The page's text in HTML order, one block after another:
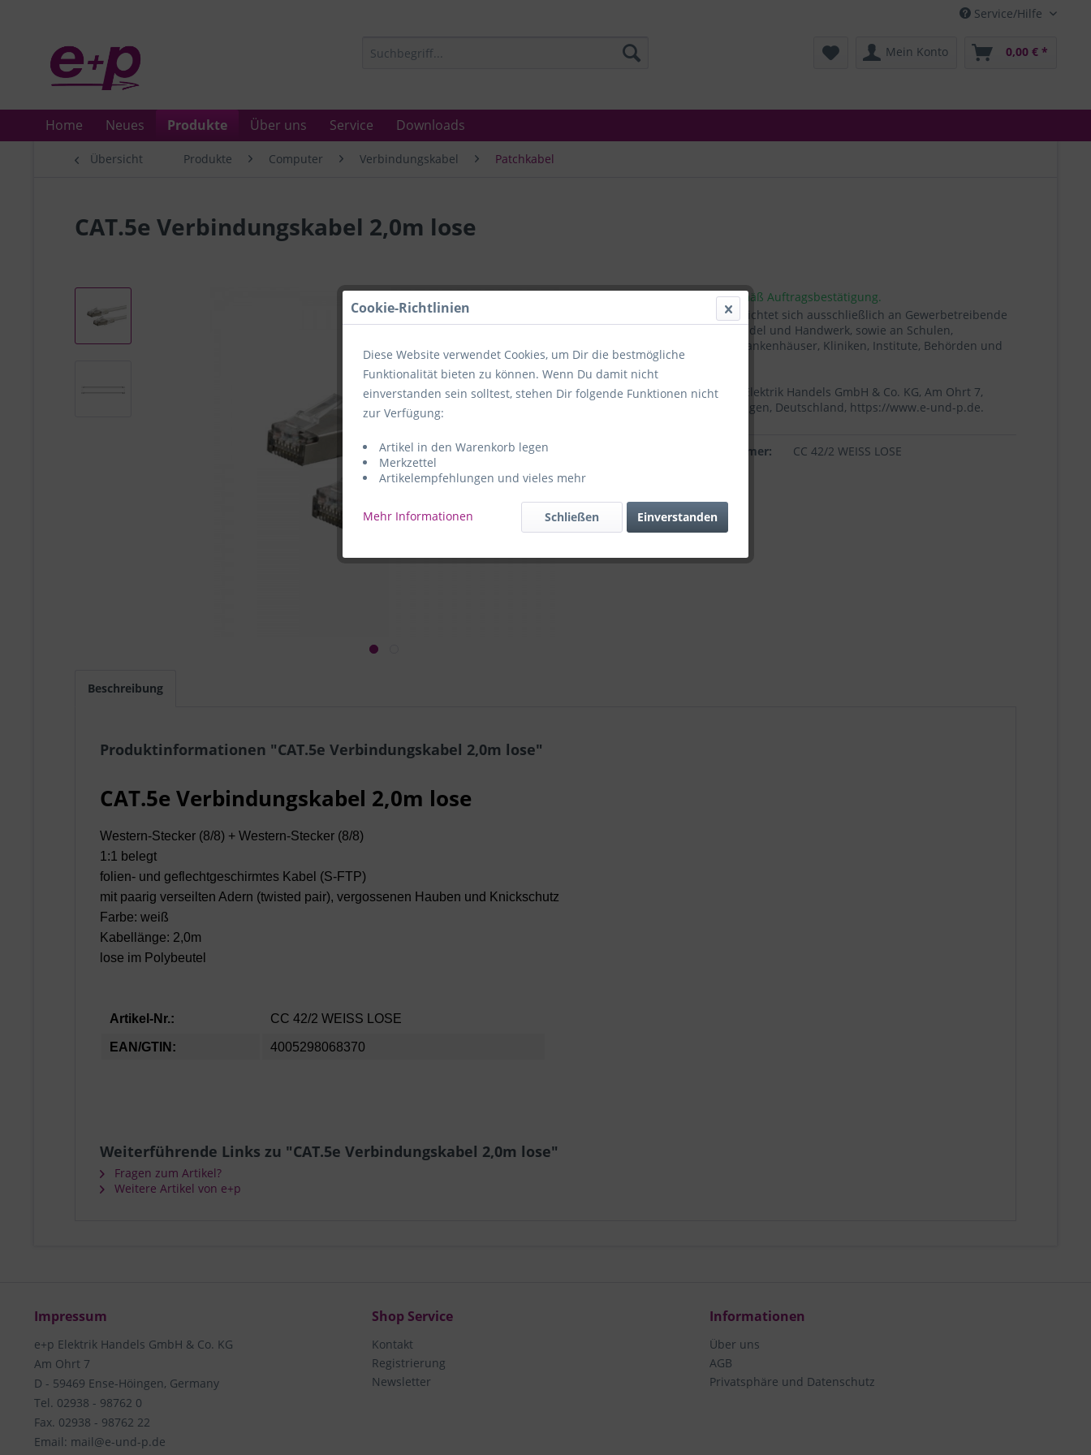
Service/Hilfe
Mein Konto 0,00 € *
Home Neues Produkte Über uns Service Downloads
Übersicht Produkte Computer Verbindungskabel Patchkabel
CAT.5e Verbindungskabel 2,0m lose
Lieferzeit gemäß Auftragsbestätigung.
Unser Angebot richtet sich ausschließlich an Gewerbetreibende
in Industrie, Handel und Handwerk, sowie an Schulen,
Laboratorien, Krankenhäuser, Kliniken, Institute, Behörden und
Ämter.
Hersteller:e+p Elektrik Handels GmbH & Co. KG, Am Ohrt 7,
59469 Ense-Höingen, Deutschland, https://www.e-und-p.de.
e+p Artikelnummer: CC 42/2 WEISS LOSE
Beschreibung
Produktinformationen "CAT.5e Verbindungskabel 2,0m lose"
CAT.5e Verbindungskabel 2,0m lose
Western-Stecker (8/8) + Western-Stecker (8/8)
1:1 belegt
folien- und geflechtgeschirmtes Kabel (S-FTP)
mit paarig verseilten Adern (twisted pair), vergossenen Hauben und Knickschutz
Farbe: weiß
Kabellänge: 2,0m
lose im Polybeutel
Artikel-Nr.: CC 42/2 WEISS LOSE
EAN/GTIN: 4005298068370
Weiterführende Links zu "CAT.5e Verbindungskabel 2,0m lose"
Fragen zum Artikel?
Weitere Artikel von e+p
Impressum
e+p Elektrik Handels GmbH & Co. KG
Am Ohrt 7
D - 59469 Ense-Höingen, Germany
Tel. 02938 - 98762 0
Fax. 02938 - 98762 22
Email: mail@e-und-p.de
Shop Service
Kontakt
Registrierung
Newsletter
Informationen
Über uns
AGB
Privatsphäre und Datenschutz
Cookie-Richtlinien
Diese Website verwendet Cookies, um Dir die bestmögliche
Funktionalität bieten zu können. Wenn Du damit nicht
einverstanden sein solltest, stehen Dir folgende Funktionen nicht
zur Verfügung:
Artikel in den Warenkorb legen
Merkzettel
Artikelempfehlungen und vieles mehr
Mehr Informationen Einverstanden
Schließen